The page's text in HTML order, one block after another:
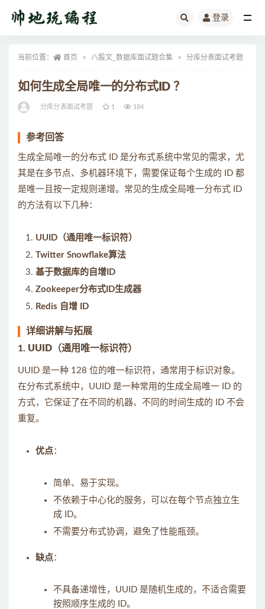
登录
当前位置： 首页 八股文_数据库面试题合集 分库分表面试考题
如何生成全局唯一的分布式ID ？
分库分表面试考题 1 184
参考回答
生成全局唯一的分布式 ID 是分布式系统中常见的需求，尤
其是在多节点、多机器环境下，需要保证每个生成的 ID 都
是唯一且按一定规则递增。常见的生成全局唯一分布式 ID
的方法有以下几种：
UUID（通用唯一标识符）
Twitter Snowflake算法
基于数据库的自增ID
Zookeeper分布式ID生成器
Redis 自增 ID
详细讲解与拓展
1. UUID（通用唯一标识符）
UUID 是一种 128 位的唯一标识符，通常用于标识对象。
在分布式系统中，UUID 是一种常用的生成全局唯一 ID 的
方式，它保证了在不同的机器、不同的时间生成的 ID 不会
重复。
优点：
简单、易于实现。
不依赖于中心化的服务，可以在每个节点独立生
成 ID。
不需要分布式协调，避免了性能瓶颈。
缺点：
不具备递增性，UUID 是随机生成的，不适合需要
按照顺序生成的 ID。